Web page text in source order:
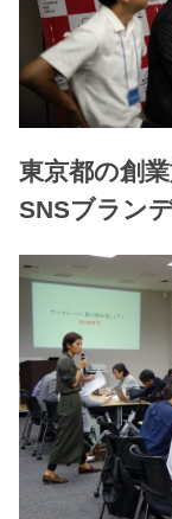
東京都の創
SNSブラン